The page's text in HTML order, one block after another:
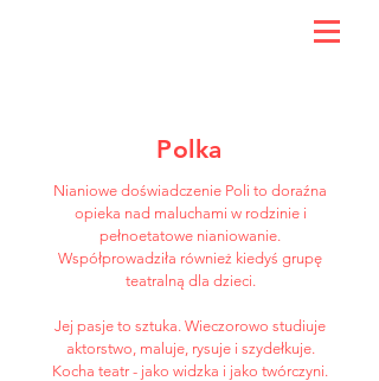
Polka
Nianiowe doświadczenie Poli to doraźna
opieka nad maluchami w rodzinie i
pełnoetatowe nianiowanie.
Współprowadziła również kiedyś grupę
teatralną dla dzieci.
Jej pasje to sztuka. Wieczorowo studiuje
aktorstwo, maluje, rysuje i szydełkuje.
Kocha teatr - jako widzka i jako twórczyni.